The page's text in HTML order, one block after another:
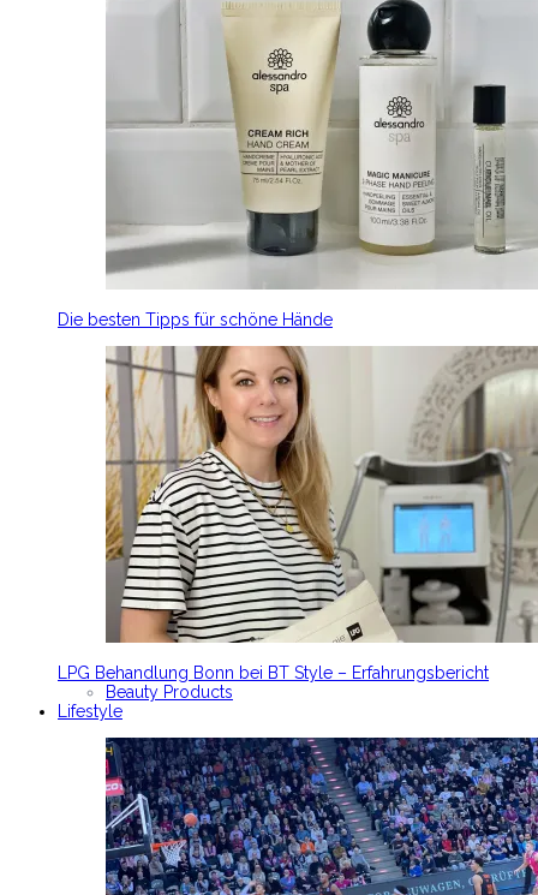
Die besten Tipps für schöne Hände
LPG Behandlung Bonn bei BT Style – Erfahrungsbericht
Beauty Products
Lifestyle